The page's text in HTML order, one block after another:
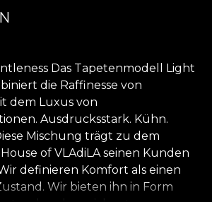
Das Tapetenmodell Light
die Raffinesse von
dem Luxus von
Ausdrucksstark. Kühn.
Mischung trägt zu dem
of VLAdiLA seinen Kunden
definieren Komfort als einen
Wir bieten ihn in Form